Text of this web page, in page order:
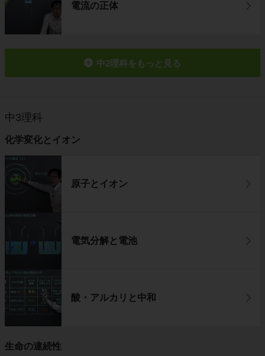
電流の正体
中2理科をもっと見る
中3理科
化学変化とイオン
原子とイオン
電気分解と電池
酸・アルカリと中和
生命の連続性